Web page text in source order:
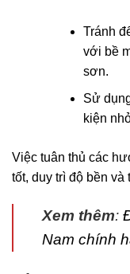
Tránh
với bề
sơn.
Sử
kiện
Việc tuân thủ các
tốt, duy trì độ bền và
Xem thêm:
Nam chính